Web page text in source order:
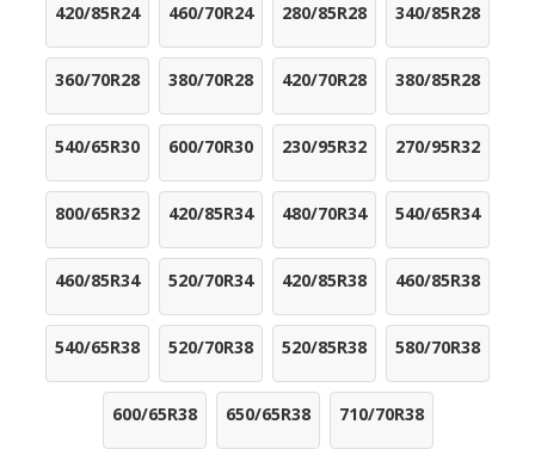
420/85R24 460/70R24 280/85R28 340/85R28
360/70R28 380/70R28 420/70R28 380/85R28
540/65R30 600/70R30 230/95R32 270/95R32
800/65R32 420/85R34 480/70R34 540/65R34
460/85R34 520/70R34 420/85R38 460/85R38
540/65R38 520/70R38 520/85R38 580/70R38
600/65R38 650/65R38 710/70R38